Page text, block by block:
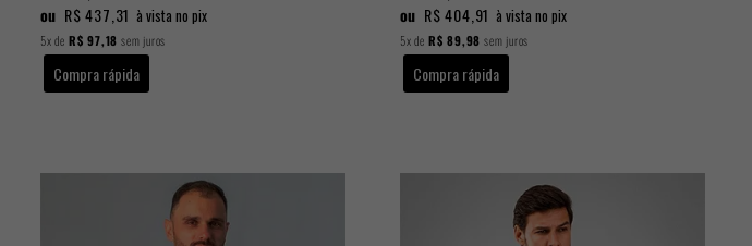
ou R$ 437,31 à vista no pix
5xde R$ 97,18 sem juros
Compra rápida
ou R$ 404,91 à vista no pix
5xde R$ 89,98 sem juros
Compra rápida